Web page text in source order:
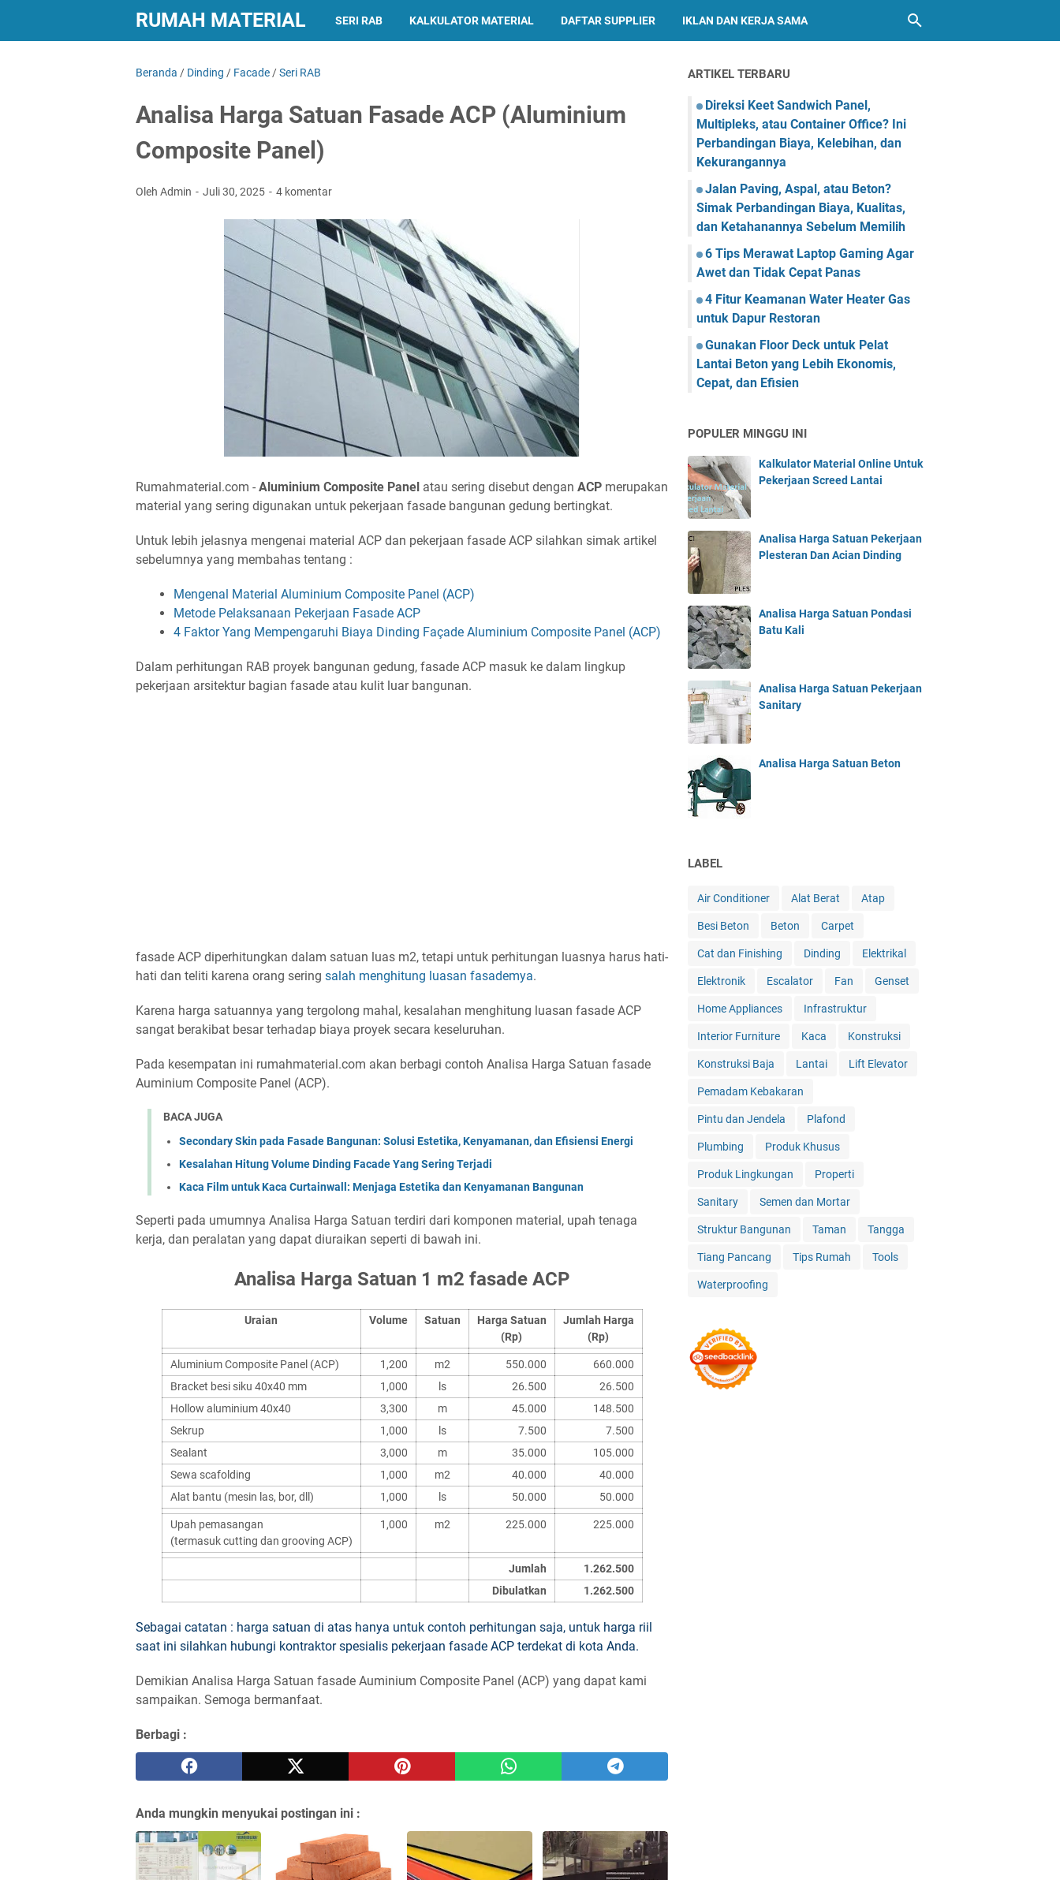
RUMAH MATERIAL SERI RAB KALKULATOR MATERIAL DAFTAR SUPPLIER IKLAN DAN KERJA SAMA
Beranda / Dinding / Facade /Seri RAB
Analisa Harga Satuan Fasade ACP (Aluminium
Composite Panel)
Oleh Admin Juli 30, 2025 4 komentar
Rumahmaterial.com - Aluminium Composite Panel atau sering disebut dengan ACP merupakan
material yang sering digunakan untuk pekerjaan fasade bangunan gedung bertingkat.
Untuk lebih jelasnya mengenai material ACP dan pekerjaan fasade ACP silahkan simak artikel
sebelumnya yang membahas tentang :
Mengenal Material Aluminium Composite Panel (ACP)
Metode Pelaksanaan Pekerjaan Fasade ACP
4 Faktor Yang Mempengaruhi Biaya Dinding Façade Aluminium Composite Panel (ACP)
Dalam perhitungan RAB proyek bangunan gedung, fasade ACP masuk ke dalam lingkup
pekerjaan arsitektur bagian fasade atau kulit luar bangunan.
fasade ACP diperhitungkan dalam satuan luas m2, tetapi untuk perhitungan luasnya harus hati-
hati dan teliti karena orang sering salah menghitung luasan fasademya.
Karena harga satuannya yang tergolong mahal, kesalahan menghitung luasan fasade ACP
sangat berakibat besar terhadap biaya proyek secara keseluruhan.
Pada kesempatan ini rumahmaterial.com akan berbagi contoh Analisa Harga Satuan fasade
Auminium Composite Panel (ACP).
BACA JUGA
Secondary Skin pada Fasade Bangunan: Solusi Estetika, Kenyamanan, dan Efisiensi Energi
Kesalahan Hitung Volume Dinding Facade Yang Sering Terjadi
Kaca Film untuk Kaca Curtainwall: Menjaga Estetika dan Kenyamanan Bangunan
Seperti pada umumnya Analisa Harga Satuan terdiri dari komponen material, upah tenaga
kerja, dan peralatan yang dapat diuraikan seperti di bawah ini.
Analisa Harga Satuan 1 m2 fasade ACP
Uraian Volume Satuan
Harga Satuan
(Rp)
Jumlah Harga
(Rp)
Aluminium Composite Panel (ACP) 1,200 m2 550.000
660.000
Bracket besi siku 40x40 mm
1,000 ls 26.500
26.500
Hollow aluminium 40x40
3,300 m 45.000
148.500
Sekrup
1,000 ls 7.500
7.500
Sealant
3,000 m 35.000
105.000
Sewa scafolding
1,000 m2 40.000
40.000
Alat bantu (mesin las, bor, dll)
1,000 ls 50.000 50.000
Upah pemasangan
(termasuk cutting dan grooving ACP)
1,000 m2 225.000 225.000
Jumlah
1.262.500
Dibulatkan
1.262.500
Sebagai catatan : harga satuan di atas hanya untuk contoh perhitungan saja, untuk harga riil
saat ini silahkan hubungi kontraktor spesialis pekerjaan fasade ACP terdekat di kota Anda.
Demikian Analisa Harga Satuan fasade Auminium Composite Panel (ACP) yang dapat kami
sampaikan. Semoga bermanfaat.
Berbagi :
Anda mungkin menyukai postingan ini :
ARTIKEL TERBARU
Direksi Keet Sandwich Panel,
Multipleks, atau Container Office? Ini
Perbandingan Biaya, Kelebihan, dan
Kekurangannya
Jalan Paving, Aspal, atau Beton?
Simak Perbandingan Biaya, Kualitas,
dan Ketahanannya Sebelum Memilih
6 Tips Merawat Laptop Gaming Agar
Awet dan Tidak Cepat Panas
4 Fitur Keamanan Water Heater Gas
untuk Dapur Restoran
Gunakan Floor Deck untuk Pelat
Lantai Beton yang Lebih Ekonomis,
Cepat, dan Efisien
POPULER MINGGU INI
Kalkulator Material Online Untuk
Pekerjaan Screed Lantai
Analisa Harga Satuan Pekerjaan
Plesteran Dan Acian Dinding
Analisa Harga Satuan Pondasi
Batu Kali
Analisa Harga Satuan Pekerjaan
Sanitary
Analisa Harga Satuan Beton
LABEL
Air Conditioner Alat Berat Atap
Besi Beton Beton Carpet
Cat dan Finishing Dinding Elektrikal
Elektronik Escalator Fan Genset
Home Appliances Infrastruktur
Interior Furniture Kaca Konstruksi
Konstruksi Baja Lantai Lift Elevator
Pemadam Kebakaran
Pintu dan Jendela Plafond
Plumbing Produk Khusus
Produk Lingkungan Properti
Sanitary Semen dan Mortar
Struktur Bangunan Taman Tangga
Tiang Pancang Tips Rumah Tools
Waterproofing